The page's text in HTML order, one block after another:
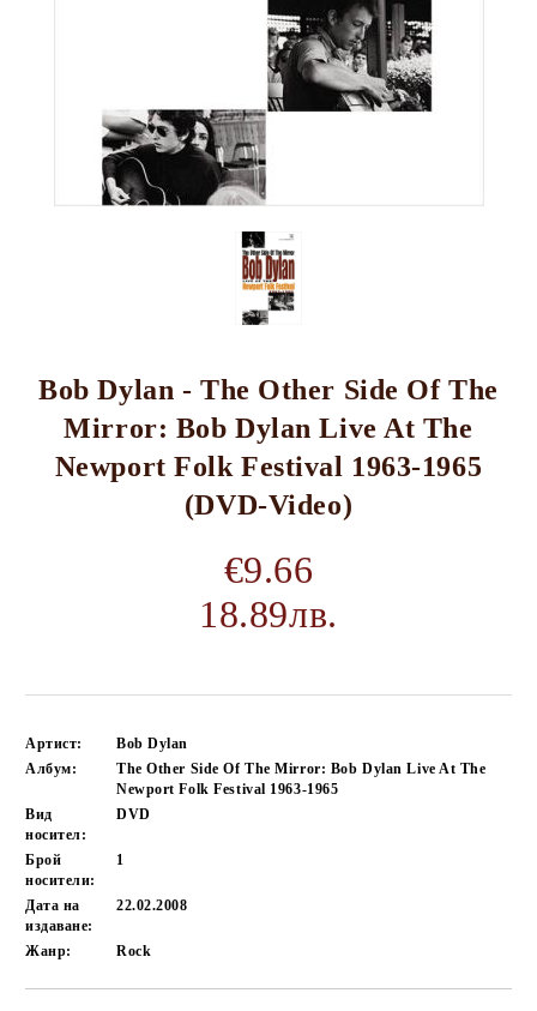
Bob Dylan - The Other Side Of The
Mirror: Bob Dylan Live At The
Newport Folk Festival 1963-1965
(DVD-Video)
€9.66
18.89лв.
Артист:
Bob Dylan
Албум:
The Other Side Of The Mirror: Bob Dylan Live At The
Newport Folk Festival 1963-1965
Вид
носител:
DVD
Брой
носители:
1
Дата на
издаване:
22.02.2008
Жанр: Rock